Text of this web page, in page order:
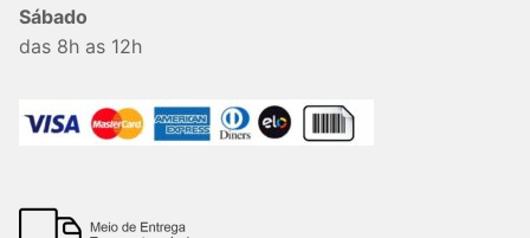
Sábado
das 8h as 12h